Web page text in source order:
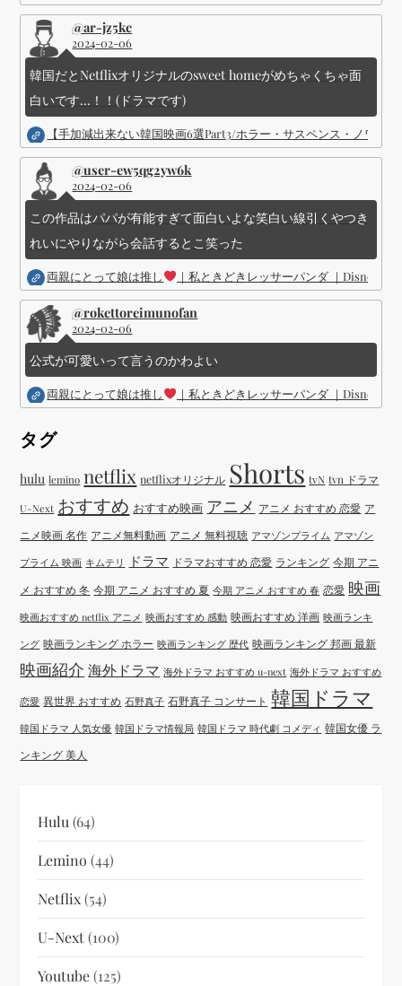
@ar-jz5kc
2024-02-06
韓国だとNetflixオリジナルのsweet homeがめちゃくちゃ面
白いです...！！(ドラマです)
【手加減出来ない韓国映画6選Part3/ホラー・サスペンス・ノワー
@user-ew5qg2yw6k
2024-02-06
この作品はパパが有能すぎて面白いよな笑白い線引くやつき
れいにやりながら会話するとこ笑った
両親にとって娘は推し ｜私ときどきレッサーパンダ ｜Disney (
@rokettoreimunofan
2024-02-06
公式が可愛いって言うのかわよい
両親にとって娘は推し ｜私ときどきレッサーパンダ ｜Disney (
タグ
hulu lemino netflix netflixオリジナル Shorts tvN tvn ドラマ
U-Next おすすめ おすすめ映画 アニメ アニメ おすすめ 恋愛 ア
ニメ映画 名作 アニメ無料動画 アニメ 無料視聴 アマゾンプライム アマゾン
プライム 映画 キムテリ ドラマ ドラマおすすめ 恋愛 ランキング 今期 アニ
メ おすすめ 冬 今期 アニメ おすすめ 夏 今期 アニメ おすすめ 春 恋愛 映画
映画おすすめ netflix アニメ 映画おすすめ 感動 映画おすすめ 洋画 映画ランキ
ング 映画ランキング ホラー 映画ランキング 歴代 映画ランキング 邦画 最新
映画紹介 海外ドラマ 海外ドラマ おすすめ u-next 海外ドラマ おすすめ
恋愛 異世界 おすすめ 石野真子 石野真子 コンサート 韓国ドラマ
韓国ドラマ 人気女優 韓国ドラマ情報局 韓国ドラマ 時代劇 コメディ 韓国女優 ラ
ンキング 美人
Hulu (64)
Lemino (44)
Netflix(54)
U-Next(100)
Youtube(125)